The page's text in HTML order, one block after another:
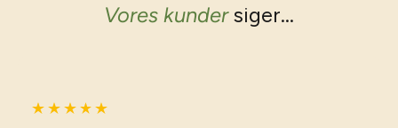
Vores kundersiger...